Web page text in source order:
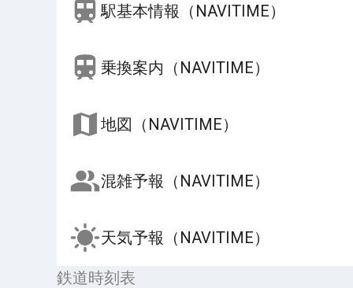
駅基本情報（NAVITIME）
乗換案内（NAVITIME）
地図（NAVITIME）
混雑予報（NAVITIME）
天気予報（NAVITIME）
鉄道時刻表